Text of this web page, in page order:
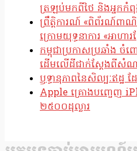
ត្រឡប់មកពីថៃ និងអ្នកកំពុង
ព្រឹត្តិការណ៍ «ពិព័រណ៍ពាណិជ្
ក្រោមយុទ្ធនាការ «អាហារខ្
កម្ពុជាប្រកាសប្រឆាំង ចំព
ដើមលើដីជាក់ស្តែងពីសំ
ឫទ្ធានុភាពនៃសិល្បៈឥដ្ឋ ដ
Apple គ្រោងបញ្ចេញ
២៥០០ដុល្លារ